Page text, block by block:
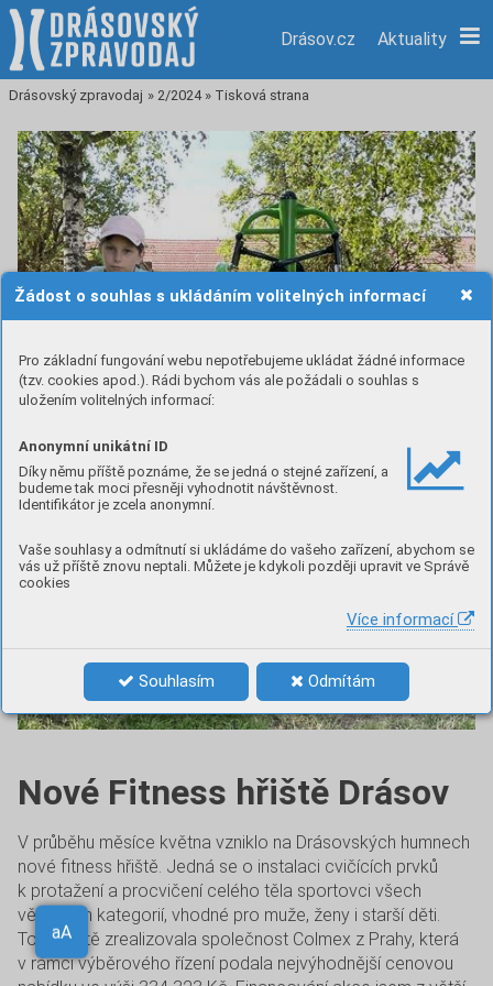
Žádost o souhlas s ukládáním volitelných informací
Pro základní fungování webu nepotřebujeme ukládat žádné informace
(tzv. cookies apod.). Rádi bychom vás ale požádali o souhlas s
uložením volitelných informací:
Anonymní unikátní ID
Díky němu příště poznáme, že se jedná o stejné zařízení, a
budeme tak moci přesněji vyhodnotit návštěvnost.
Identifikátor je zcela anonymní.
Vaše souhlasy a odmítnutí si ukládáme do vašeho zařízení, abychom se
vás už příště znovu neptali. Můžete je kdykoli později upravit ve Správě
cookies
Více informací
Souhlasím Odmítám
Aa aA
Drásov.cz Aktuality
Drásovský zpravodaj » 2/2024 » Tisková strana
Nové Fitness hřiště Drásov
V průběhu měsíce května vzniklo na Drásovských humnech
nové fitness hřiště. Jedná se o instalaci cvičících prvků
k protažení a procvičení celého těla sportovci všech
věkových kategorií, vhodné pro muže, ženy i starší děti.
Toto hřiště zrealizovala společnost Colmex z Prahy, která
v rámci výběrového řízení podala nejvýhodnější cenovou